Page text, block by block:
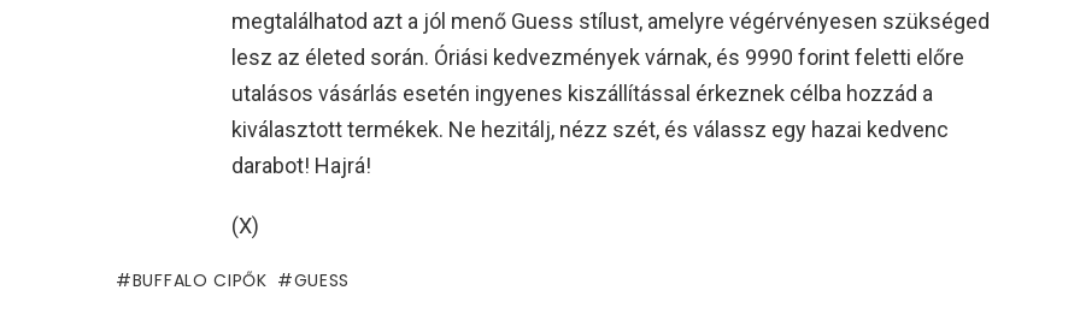
megtalálhatod azt a jól menő Guess stílust, amelyre végérvényesen szükséged
lesz az életed során. Óriási kedvezmények várnak, és 9990 forint feletti előre
utalásos vásárlás esetén ingyenes kiszállítással érkeznek célba hozzád a
kiválasztott termékek. Ne hezitálj, nézz szét, és válassz egy hazai kedvenc
darabot! Hajrá!
(X)
BUFFALO CIPŐK GUESS